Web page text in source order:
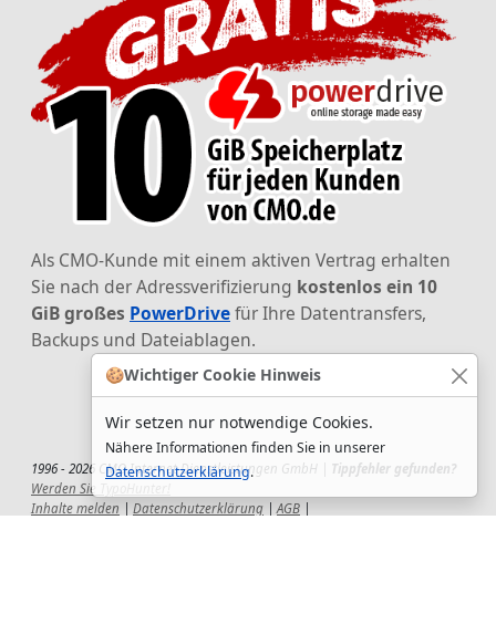
🍪Wichtiger Cookie Hinweis
Wir setzen nur notwendige Cookies.
Nähere Informationen finden Sie in unserer
Datenschutzerklärung.
Als CMO-Kunde mit einem aktiven Vertrag erhalten
Sie nach der Adressverifizierung kostenlos ein 10
GiB großes PowerDrivefür Ihre Datentransfers,
Backups und Dateiablagen.
1996 - 2026 CMO Internet Dienstleistungen GmbH | Tippfehler gefunden?
Werden Sie TypoHunter!
Inhalte melden
Datenschutzerklärung AGB